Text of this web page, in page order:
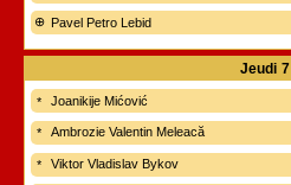
Pavel Petro Lebid
Jeudi 7
Joanikije Mićović
Ambrozie Valentin Meleacă
Viktor Vladislav Bykov